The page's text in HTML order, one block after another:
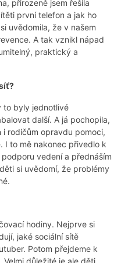
přirozeně jsem řešila
první telefon a jak ho
uvědomila, že v našem
A tak vznikl nápad
praktický a
to byly jednotlivé
další. A já pochopila,
rodičům opravdu pomoci,
I to mě nakonec přivedlo k
vedení a přednáším
si uvědomí, že problémy
hodiny. Nejprve si
jaké sociální sítě
Potom přejdeme k
důležité je ale děti